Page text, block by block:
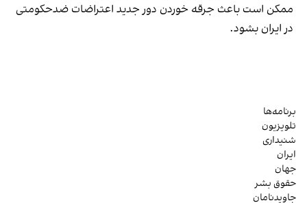
ممکن است باعث جرقه خوردن دور جدید اعتراضات ضدحکومتی
در ایران بشود.
برنامه‌ها
تلویزیون
شنیداری
ایران
جهان
حقوق بشر
جاویدنامان